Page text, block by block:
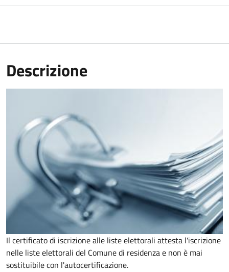
Descrizione
Il certificato di iscrizione alle liste elettorali attesta l'iscrizione
nelle liste elettorali del Comune di residenza e non è mai
sostituibile con l'autocertificazione.